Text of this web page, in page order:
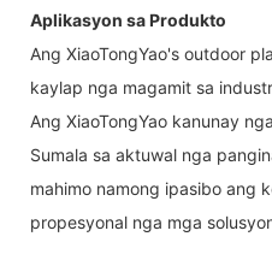
Aplikasyon sa Produkto
Ang XiaoTongYao's outdoor
kaylap nga magamit sa
Ang XiaoTongYao kanunay
Sumala sa aktuwal nga
mahimo namong ipasibo ang
propesyonal nga mga